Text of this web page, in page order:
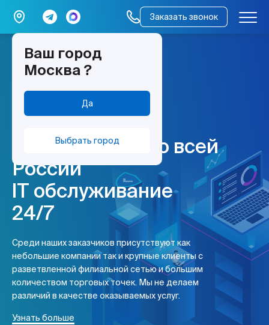
Ваш город
Москва ?
Да
Выбрать город
Заказать звонок
мы работаем –
всё работает
Абонентское
компьютеров по всей
России
IT обслуживание
24/7
Среди наших заказчиков присутствуют как
небольшие компании так и крупные клиенты с
разветвленной филиальной сетью и большим
количеством торговых точек. Мы не делаем
различий в качестве оказываемых услуг.
Узнать больше